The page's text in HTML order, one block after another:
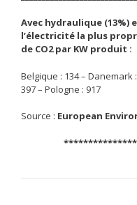
Avec hydraulique (13%)
l’électricité la plus
de CO2 par KW produit :
Belgique : 134 – Danemark
397 – Pologne : 917
Source : European